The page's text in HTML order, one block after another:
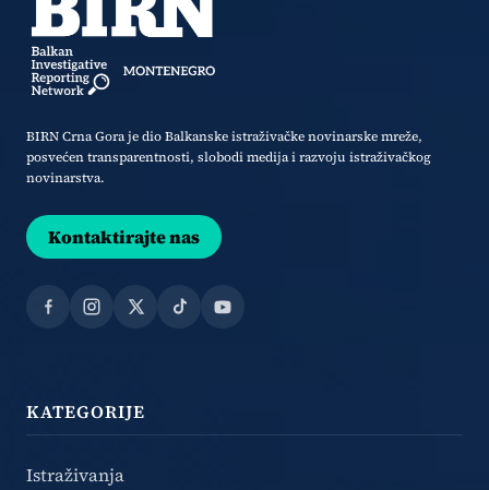
BIRN Crna Gora je dio Balkanske istraživačke novinarske mreže,
posvećen transparentnosti, slobodi medija i razvoju istraživačkog
novinarstva.
Kontaktirajte nas
Facebook
Instagram
X TikTokYouTube
KATEGORIJE
Istraživanja